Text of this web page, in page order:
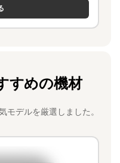
すめの機材
モデルを厳選しました。